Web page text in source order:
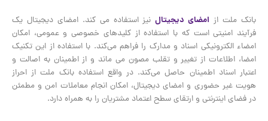
بانک ملت از امضای دیجیتالنیز استفاده می کند. امضای دیجیتال یک
فرآیند امنیتی است که با استفاده از کلیدهای خصوصی و عمومی، امکان
امضاء الکترونیکی اسناد و مدارک را فراهم می‌کند. با استفاده از این تکنیک
امضا، اطلاعات از تغییر و تقلب مصون می ماند و از اطمینان به اصالت و
اعتبار اسناد اطمینان حاصل می‌کند. در واقع استفاده بانک ملت از احراز
هویت غیر حضوری و امضای دیجیتال، امکان انجام معاملات امن و مطمئن
در فضای اینترنتی و ارتقای سطح اعتماد مشتریان را به همراه دارد.